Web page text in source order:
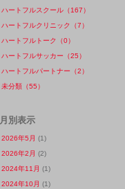
ハートフルスクール（167）
ハートフルクリニック（7）
ハートフルトーク（0）
ハートフルサッカー（25）
ハートフルパートナー（2）
未分類（55）
月別表示
2026年5月 (1)
2026年2月 (2)
2024年11月 (1)
2024年10月 (1)